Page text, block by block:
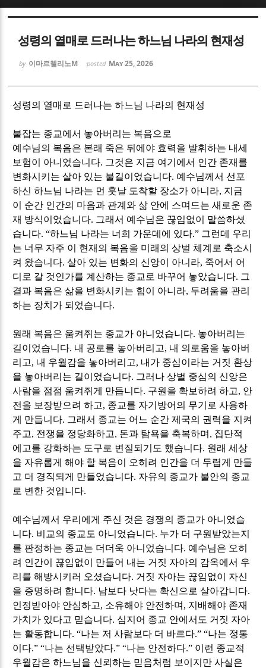
성령의 열매로 드러나는 하느님 나라의 현재성
by 이마르첼리노M posted May 25, 2026
성령의 열매로 드러나는 하느님 나라의 현재성
붙잡는 종교에서 놓아버리는 복음으로
예수님의 복음은 본래 죽은 뒤에야 효력을 발휘하는 내세
보험이 아니었습니다. 그것은 지금 여기에서 인간 존재를
변화시키는 살아 있는 불길이었습니다. 예수님께서 선포
하신 하느님 나라는 먼 훗날 도착할 장소가 아니라, 지금
이 순간 인간의 마음과 관계와 삶 안에 스며드는 새로운 존
재 방식이었습니다. 그래서 예수님은 끊임없이 말씀하셨
습니다. “하느님 나라는 너희 가운데에 있다.” 그런데 우리
는 너무 자주 이 현재의 복음을 미래의 상벌 체계로 축소시
켜 왔습니다.살아 있는 변화의 신앙이 아니라, 죽어서 어
디로 갈 것인가를 계산하는 종교로 바꾸어 놓았습니다. 그
결과 복음은 삶을 변화시키는 힘이 아니라, 두려움을 관리
하는 장치가 되었습니다.
원래 복음은 움켜쥐는 종교가 아니었습니다. 놓아버리는
길이었습니다. 내 공로를 놓아버리고, 내 의로움을 놓아버
리고, 내 우월감을 놓아버리고, 내가 중심이라는 거짓 환상
을 놓아버리는 길이었습니다. 그러나 상벌 중심의 신앙은
사람을 점점 움켜쥐게 만듭니다. 구원을 확보하려 하고, 안
전을 보장받으려 하고, 종교를 자기방어의 무기로 사용하
게 만듭니다. 그래서 종교는 어느 순간 제국의 권력을 지켜
주고, 전쟁을 정당화하고, 돈과 탐욕을 축복하며 , 집단적
에고를 강화하는 도구로 변질되기도 했습니다. 원래 세상
을 자유롭게 해야 할 복음이 오히려 인간을 더 두렵게 만들
고 더 경직되게 만들었습니다. 자유의 종교가 불안의 종교
로 변한 것입니다.
예수님께서 우리에게 주신 것은 경쟁의 종교가 아니었습
니다. 비교의 종교도 아니었습니다. 누가 더 구원받았는지
를 판정하는 종교는 더더욱 아니었습니다. 예수님은 오히
려 인간이 끊임없이 만들어 내는 거짓 자아의 감옥에서 우
리를 해방시키러 오셨습니다. 거짓 자아는 끊임없이 자신
을 증명하려 합니다. 남보다 낫다는 확신으로 살아갑니다.
인정받아야 안심하고, 소유해야 안전하며 , 지배해야 존재
가치가 있다고 믿습니다. 심지어 종교 안에서도 거짓 자아
는 활동합니다. “나는 저 사람보다 더 바르다.” “나는 정통
이다.” “나는 선택받았다.” “나는 안전하다.” 이런 종교적
우월감은 하느님을 신뢰하는 믿음처럼 보이지만 사실은
Sketchbook5, 스케치북5
Sketchbook5, 스케치북5
Sketchbook5, 스케치북5
Sketchbook5, 스케치북5